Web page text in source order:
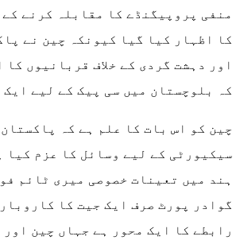
منفی پروپیگنڈے کا مقابلہ کرنے
کا اظہار کیا گیا کیونکہ چین نے
اور دہشت گردی کے خلاف قربانیوں کا
کہ بلوچستان میں سی پیک کے لیے ایک
چین کو اس بات کا علم ہے کہ
سیکیورٹی کے لیے وسائل کا عزم کیا
ہند میں تعینات خصوصی میری ٹائم
گوادر پورٹ صرف ایک جیت کا کاروبار
رابطے کا ایک محور ہے جہاں چین